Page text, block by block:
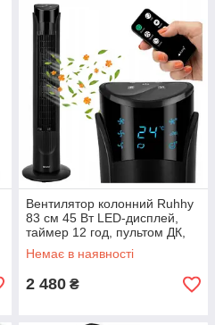
Вентилятор колонний Ruhhy
83 см 45 Вт LED-дисплей,
таймер 12 год, пультом ДК,
тиха робота Чорний (27834)
Немає в наявності
2 480 ₴